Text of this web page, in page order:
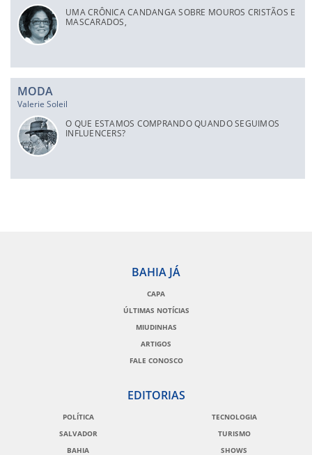
UMA CRÔNICA CANDANGA SOBRE MOUROS CRISTÃOS E
MASCARADOS,
MODA
Valerie Soleil
O QUE ESTAMOS COMPRANDO QUANDO SEGUIMOS
INFLUENCERS?
BAHIA JÁ
CAPA
ÚLTIMAS NOTÍCIAS
MIUDINHAS
ARTIGOS
FALE CONOSCO
EDITORIAS
POLÍTICA
SALVADOR
BAHIA
TECNOLOGIA
TURISMO
SHOWS